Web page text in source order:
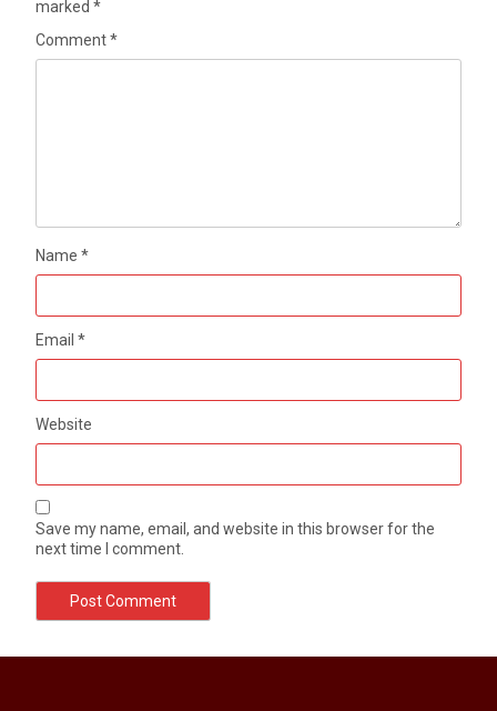
marked*
Comment*
Name*
Email*
Website
Save my name, email, and website in this browser for the
next time I comment.